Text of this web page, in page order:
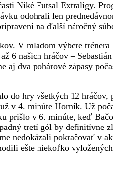
Niké Futsal Extraligy.
odohrali len
na ďalší náročný
V mladom výbere trénera
6 našich hráčov –
dva pohárové zápasy
do hry všetkých 12 hráčov,
v 4. minúte Horník. Už
prišlo v 6. minúte, keď
tretí gól by definitívne
nedokázali pokračovať v
ešte niekoľko